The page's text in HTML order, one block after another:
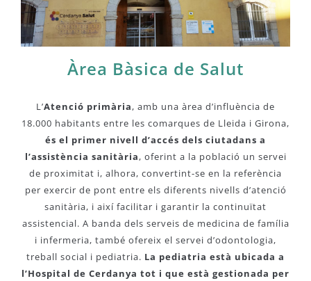
Àrea Bàsica de Salut
L’Atenció primària, amb una àrea d’influència de
18.000 habitants entre les comarques de Lleida i Girona,
és el primer nivell d’accés dels ciutadans a
l’assistència sanitària, oferint a la població un servei
de proximitat i, alhora, convertint-se en la referència
per exercir de pont entre els diferents nivells d’atenció
sanitària, i així facilitar i garantir la continuïtat
assistencial. A banda dels serveis de medicina de família
i infermeria, també ofereix el servei d’odontologia,
treball social i pediatria. La pediatria està ubicada a
l’Hospital de Cerdanya tot i que està gestionada per